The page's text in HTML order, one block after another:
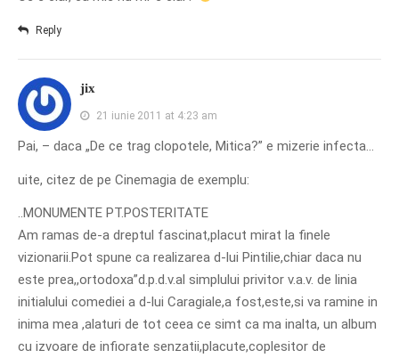
Reply
jix
21 iunie 2011 at 4:23 am
Pai, – daca „De ce trag clopotele, Mitica?” e mizerie infecta…
uite, citez de pe Cinemagia de exemplu:
..MONUMENTE PT.POSTERITATE
Am ramas de-a dreptul fascinat,placut mirat la finele
vizionarii.Pot spune ca realizarea d-lui Pintilie,chiar daca nu
este prea,,ortodoxa”d.p.d.v.al simplului privitor v.a.v. de linia
initialului comediei a d-lui Caragiale,a fost,este,si va ramine in
inima mea ,alaturi de tot ceea ce simt ca ma inalta, un album
cu izvoare de infiorate senzatii,placute,coplesitor de